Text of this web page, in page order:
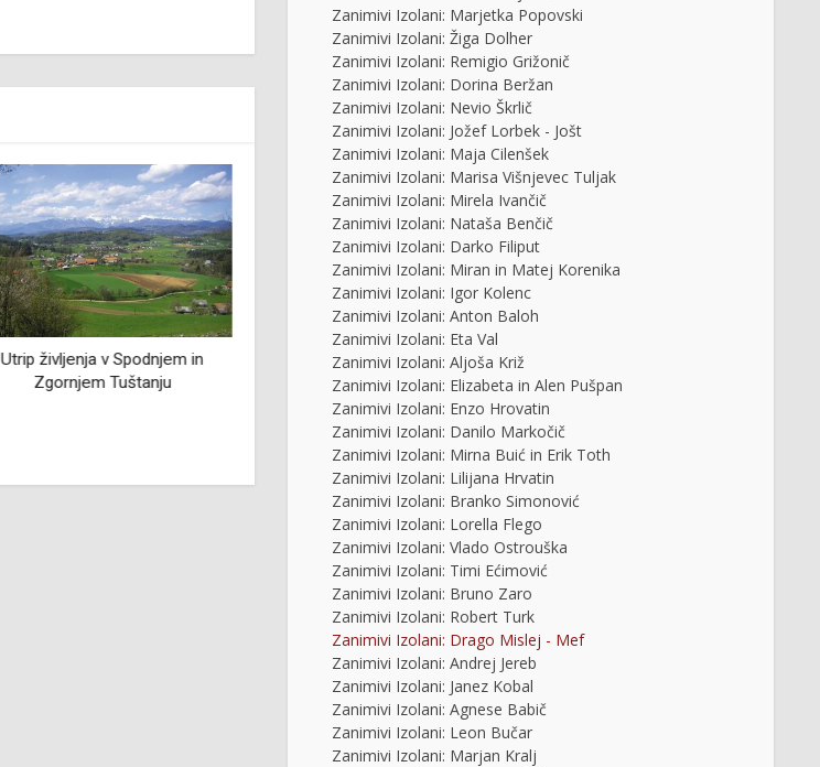
Utrip življenja v Spodnjem in
Zgornjem Tuštanju
Bočki župnik Alojzij Cilenšek -
zbirka razglednic
Murske krajine
Zanimivi Izolani: Marjetka Popovski
Zanimivi Izolani: Žiga Dolher
Zanimivi Izolani: Remigio Grižonič
Zanimivi Izolani: Dorina Beržan
Zanimivi Izolani: Nevio Škrlič
Zanimivi Izolani: Jožef Lorbek - Jošt
Zanimivi Izolani: Maja Cilenšek
Zanimivi Izolani: Marisa Višnjevec Tuljak
Zanimivi Izolani: Mirela Ivančič
Zanimivi Izolani: Nataša Benčič
Zanimivi Izolani: Darko Filiput
Zanimivi Izolani: Miran in Matej Korenika
Zanimivi Izolani: Igor Kolenc
Zanimivi Izolani: Anton Baloh
Zanimivi Izolani: Eta Val
Zanimivi Izolani: Aljoša Križ
Zanimivi Izolani: Elizabeta in Alen Pušpan
Zanimivi Izolani: Enzo Hrovatin
Zanimivi Izolani: Danilo Markočič
Zanimivi Izolani: Mirna Buić in Erik Toth
Zanimivi Izolani: Lilijana Hrvatin
Zanimivi Izolani: Branko Simonović
Zanimivi Izolani: Lorella Flego
Zanimivi Izolani: Vlado Ostrouška
Zanimivi Izolani: Timi Ećimović
Zanimivi Izolani: Bruno Zaro
Zanimivi Izolani: Robert Turk
Zanimivi Izolani: Drago Mislej - Mef
Zanimivi Izolani: Andrej Jereb
Zanimivi Izolani: Janez Kobal
Zanimivi Izolani: Agnese Babič
Zanimivi Izolani: Leon Bučar
Zanimivi Izolani: Marjan Kralj